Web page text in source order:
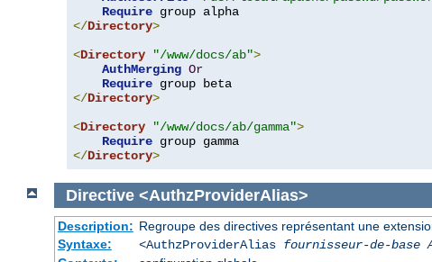
Require
</Directory>
<Directory "/www/docs/ab">
AuthMerging Or
Require
</Directory>
<Directory "/www/docs/ab/gamma">
Require
</Directory>
Directive <AuthzProviderAlias>
Description: Regroupe des directives représentant une
Syntaxe:
<AuthzProviderAlias fournisseur-de-base